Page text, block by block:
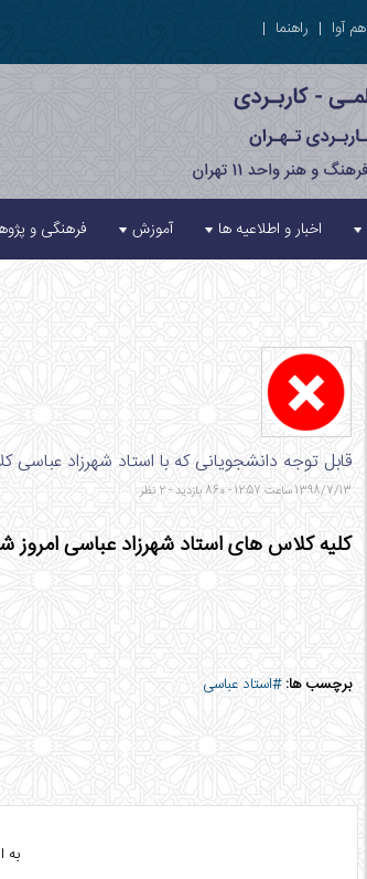
هم آوا | راهنما |
اخبار و اطلاعیه ها آموزش فرهنگی و
قابل توجه دانشجویانی که با استاد شهرزاد عباسی
1398/7/13 ساعت 12:57 - 860 بازدید - 2 نظر
کلیه کلاس های استاد شهرزاد عباسی امروز شنبه مورخ 98/07/13
برچسب ها:#استاد عباسی
به